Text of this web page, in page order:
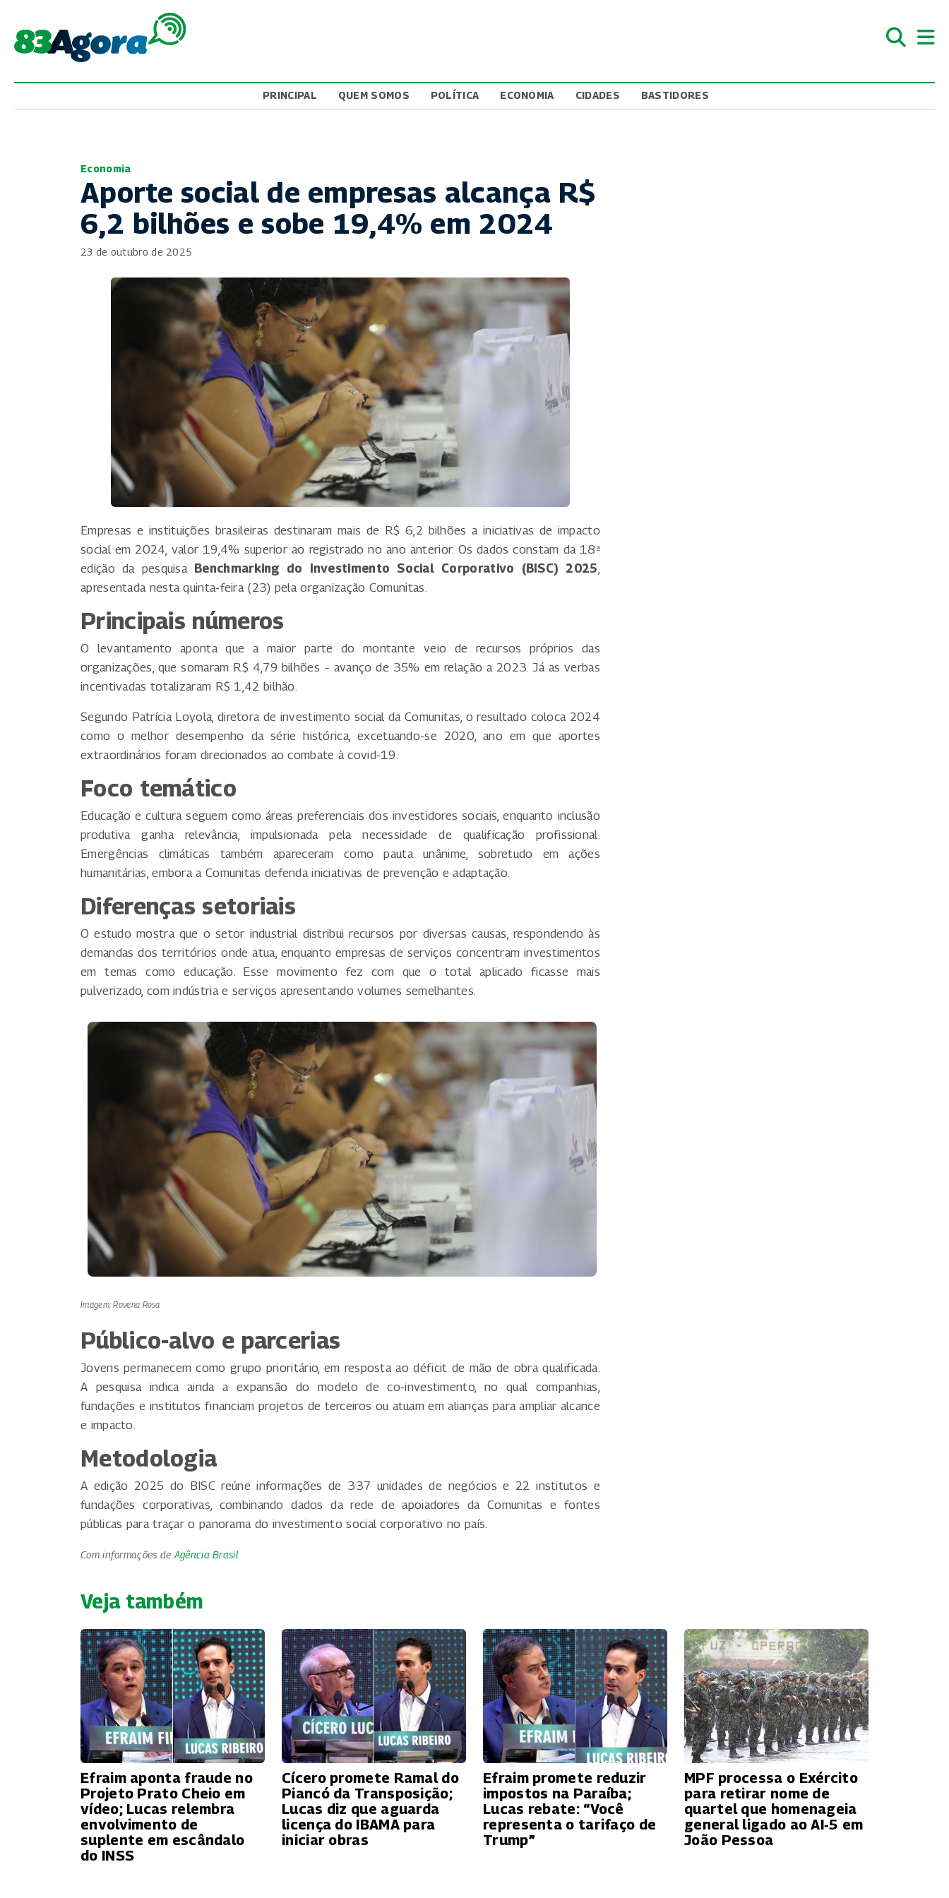
PRINCIPAL QUEM SOMOS POLÍTICA ECONOMIA CIDADES BASTIDORES
Economia
Aporte social de empresas alcança R$
6,2 bilhões e sobe 19,4% em 2024
23 de outubro de 2025
Empresas e instituições brasileiras destinaram mais de R$ 6,2 bilhões a iniciativas de impacto
social em 2024, valor 19,4% superior ao registrado no ano anterior. Os dados constam da 18ª
edição da pesquisa Benchmarking do Investimento Social Corporativo (BISC) 2025,
apresentada nesta quinta-feira (23) pela organização Comunitas.
Principais números
O levantamento aponta que a maior parte do montante veio de recursos próprios das
organizações, que somaram R$ 4,79 bilhões – avanço de 35% em relação a 2023. Já as verbas
incentivadas totalizaram R$ 1,42 bilhão.
Segundo Patrícia Loyola, diretora de investimento social da Comunitas, o resultado coloca 2024
como o melhor desempenho da série histórica, excetuando-se 2020, ano em que aportes
extraordinários foram direcionados ao combate à covid-19.
Foco temático
Educação e cultura seguem como áreas preferenciais dos investidores sociais, enquanto inclusão
produtiva ganha relevância, impulsionada pela necessidade de qualificação profissional.
Emergências climáticas também apareceram como pauta unânime, sobretudo em ações
humanitárias, embora a Comunitas defenda iniciativas de prevenção e adaptação.
Diferenças setoriais
O estudo mostra que o setor industrial distribui recursos por diversas causas, respondendo às
demandas dos territórios onde atua, enquanto empresas de serviços concentram investimentos
em temas como educação. Esse movimento fez com que o total aplicado ficasse mais
pulverizado, com indústria e serviços apresentando volumes semelhantes.
Imagem: Rovena Rosa
Público-alvo e parcerias
Jovens permanecem como grupo prioritário, em resposta ao déficit de mão de obra qualificada.
A pesquisa indica ainda a expansão do modelo de co-investimento, no qual companhias,
fundações e institutos financiam projetos de terceiros ou atuam em alianças para ampliar alcance
e impacto.
Metodologia
A edição 2025 do BISC reúne informações de 337 unidades de negócios e 22 institutos e
fundações corporativas, combinando dados da rede de apoiadores da Comunitas e fontes
públicas para traçar o panorama do investimento social corporativo no país.
Com informações de Agência Brasil
Veja também
Efraim aponta fraude no
Projeto Prato Cheio em
vídeo; Lucas relembra
envolvimento de
suplente em escândalo
do INSS
Cícero promete Ramal do
Piancó da Transposição;
Lucas diz que aguarda
licença do IBAMA para
iniciar obras
Efraim promete reduzir
impostos na Paraíba;
Lucas rebate: “Você
representa o tarifaço de
Trump”
MPF processa o Exército
para retirar nome de
quartel que homenageia
general ligado ao AI‑5 em
João Pessoa